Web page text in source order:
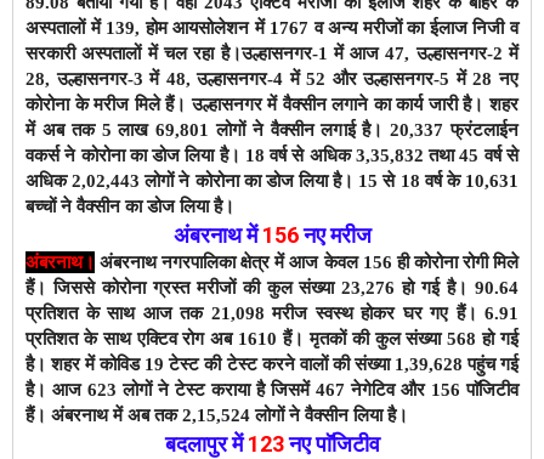
अस्पतालों में 139, होम आयसोलेशन में 1767 व अन्य मरीजों का ईलाज निजी व
सरकारी अस्पतालों में चल रहा है।उल्हासनगर-1 में आज 47, उल्हासनगर-2 में
28, उल्हासनगर-3 में 48, उल्हासनगर-4 में 52 और उल्हासनगर-5 में 28 नए
कोरोना के मरीज मिले हैं। उल्हासनगर में वैक्सीन लगाने का कार्य जारी है। शहर
में अब तक 5 लाख 69,801 लोगों ने वैक्सीन लगाई है। 20,337 फ्रंटलाईन
वकर्स नेकोरोना का डोज लिया है। 18 वर्ष से अधिक 3,35,832 तथा 45 वर्ष से
अधिक 2,02,443 लोगों ने कोरोना का डोज लिया है। 15 से 18 वर्ष के 10,631
बच्चों ने वैक्सीन का डोज लिया है।
अंबरनाथ में156नएमरीज
अंबरनाथ। अंबरनाथ नगरपालिका क्षेत्र में आज केवल 156 ही कोरोना रोगी मिले
हैं। जिससे कोरोना ग्रस्त मरीजों की कुल संख्या 23,276 हो गई है। 90.64
प्रतिशत के साथ आज तक 21,098 मरीज स्वस्थ होकर घर गए हैं। 6.91
प्रतिशत के साथ एक्टिव रोग अब 1610 हैं। मृतकों की कुल संख्या 568 हो गई
है। शहर में कोविड 19 टेस्ट की टेस्ट करने वालों की संख्या 1,39,628 पहुंच गई
है। आज 623 लोगों ने टेस्ट कराया है जिसमें 467 नेगेटिव और 156 पाॅजिटीव
हैं। अंबरनाथ में अब तक 2,15,524 लोगों ने वैक्सीनलिया है।
बदलापुर में123नए पाॅजिटीव